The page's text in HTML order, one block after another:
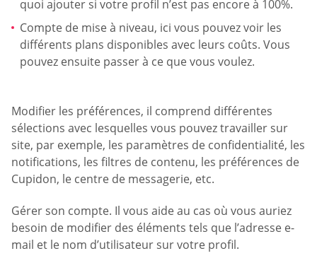
quoi ajouter si votre profil n’est pas encore à 100%.
Compte de mise à niveau, ici vous pouvez voir les
différents plans disponibles avec leurs coûts. Vous
pouvez ensuite passer à ce que vous voulez.
Modifier les préférences, il comprend différentes
sélections avec lesquelles vous pouvez travailler sur
site, par exemple, les paramètres de confidentialité, les
notifications, les filtres de contenu, les préférences de
Cupidon, le centre de messagerie, etc.
Gérer son compte. Il vous aide au cas où vous auriez
besoin de modifier des éléments tels que l’adresse e-
mail et le nom d’utilisateur sur votre profil.